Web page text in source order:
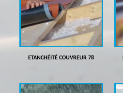
ETANCHÉITÉ COUVREUR 78